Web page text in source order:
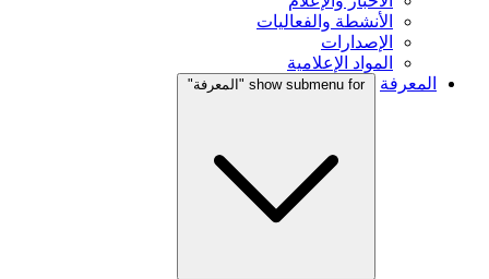
الأنشطة والفعاليات
الإصدارات
المواد الإعلامية
المعرفة
show submenu for "المعرفة"